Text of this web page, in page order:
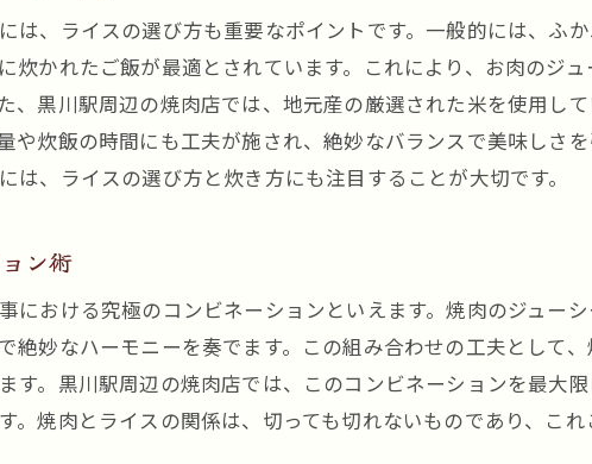
白いライスが引き立てる焼肉の美味しさ
黒川駅で体験する焼肉とライスの究極の組み合
ライスと共に味わう焼肉の格別な魅力
黒川駅で堪能する焼肉とライスの完璧な相性
黒川駅周辺で焼肉を楽しむライスが引き立てる絶品
黒川駅周辺の焼肉店で味わうライスの力
焼肉の絶品の味を引き立てるライス
ライスと共に楽しむ黒川駅周辺の焼肉
は、ライスの選び方も重要なポイントです。一般的には、ふ
炊かれたご飯が最適とされています。これにより、お肉のジ
、黒川駅周辺の焼肉店では、地元産の厳選された米を使用し
や炊飯の時間にも工夫が施され、絶妙なバランスで美味しさ
は、ライスの選び方と炊き方にも注目することが大切です。
ン術
における究極のコンビネーションといえます。焼肉のジュー
絶妙なハーモニーを奏でます。この組み合わせの工夫として
す。黒川駅周辺の焼肉店では、このコンビネーションを最大
。焼肉とライスの関係は、切っても切れないものであり、これ